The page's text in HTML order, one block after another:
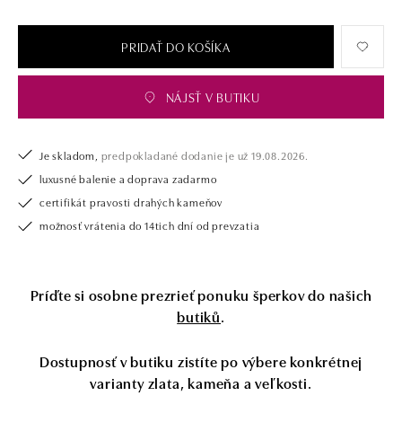
PRIDAŤ DO KOŠÍKA
NÁJSŤ V BUTIKU
Je skladom, predpokladané dodanie je už 19.08.2026.
luxusné balenie a doprava zadarmo
certifikát pravosti drahých kameňov
možnosť vrátenia do 14tich dní od prevzatia
Príďte si osobne prezrieť ponuku šperkov do našich
butiků.
Dostupnosť v butiku zistíte po výbere konkrétnej
varianty zlata, kameňa a veľkosti.